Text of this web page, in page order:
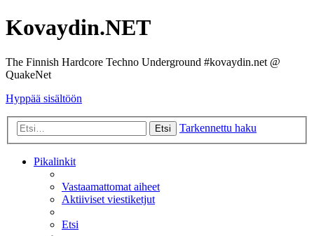
Kovaydin.NET
The Finnish Hardcore Techno Underground #kovaydin.net @
QuakeNet
Hyppää sisältöön
Etsi Tarkennettu haku
Pikalinkit
Vastaamattomat aiheet
Aktiiviset viestiketjut
Etsi